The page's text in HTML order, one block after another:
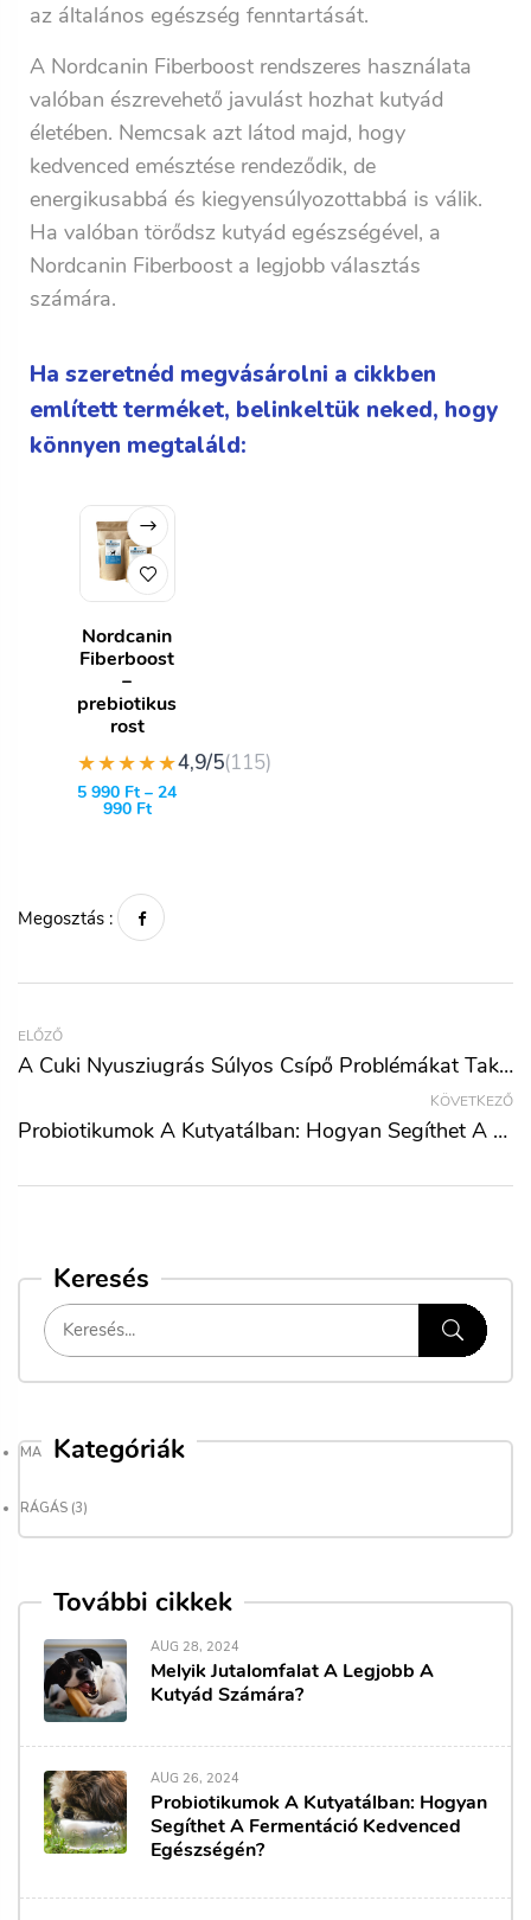
Keresés
Kategóriák
MAGAZIN(9)
RÁGÁS (3)
További cikkek
AUG 28, 2024
Melyik Jutalomfalat A Legjobb A
Kutyád Számára?
AUG 26, 2024
Probiotikumok A Kutyatálban: Hogyan
Segíthet A Fermentáció Kedvenced
Egészségén?
az általános egészség fenntartását.
A Nordcanin Fiberboost rendszeres használata
valóban észrevehető javulást hozhat kutyád
életében. Nemcsak azt látod majd, hogy
kedvenced emésztése rendeződik, de
energikusabbá és kiegyensúlyozottabbá is válik.
Ha valóban törődsz kutyád egészségével, a
Nordcanin Fiberboost a legjobb választás
számára.
Ha szeretnéd megvásárolni a cikkben
említett terméket, belinkeltük neked, hogy
könnyen megtaláld:
Nordcanin
Fiberboost
–
prebiotikus
rost
★★★★★4,9/5(115)
5 990 Ft –24
990 Ft
Megosztás :
ELŐZŐ
A Cuki Nyusziugrás Súlyos Csípő Problémákat Takarhat!
KÖVETKEZŐ
Probiotikumok A Kutyatálban: Hogyan Segíthet A Fermentáció Kedvenced Egészségén?